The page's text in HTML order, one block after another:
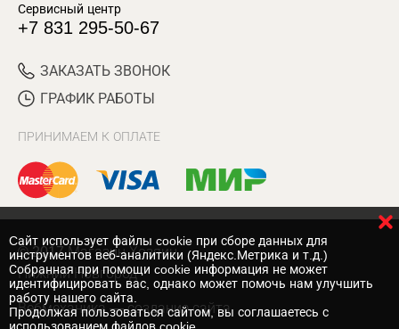
Сервисный центр
+7 831 295-50-67
ЗАКАЗАТЬ ЗВОНОК
ГРАФИК РАБОТЫ
ПРИНИМАЕМ К ОПЛАТЕ
© 2017 Магазин Хозяин
Нижний Новгород
Вебмеханика — создание сайта
Cайт использует файлы cookie при сборе данных для
инструментов веб-аналитики (Яндекс.Метрика и т.д.)
Собранная при помощи cookie информация не может
идентифицировать вас, однако может помочь нам улучшить
работу нашего сайта.
Продолжая пользоваться сайтом, вы соглашаетесь с